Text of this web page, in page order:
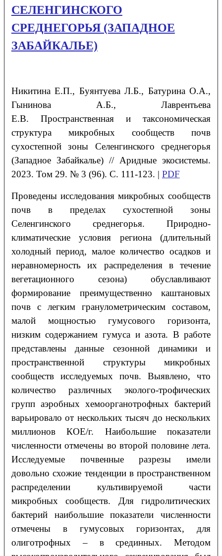
СЕЛЕНГИНСКОГО
СРЕДНЕГОРЬЯ (ЗАПАДНОЕ
ЗАБАЙКАЛЬЕ)
НикитинаЕ.П., БуянтуеваЛ.Б., БатуринаО.А.,
Гынинова А.Б., Лаврентьева
Е.В.
Пространственная и таксономическая
структура микробных сообществ почв
сухостепной зоны Селенгинского среднегорья
(Западное Забайкалье) // Аридные экосистемы.
2023. Том 29. № 3 (96). С. 111-123. | PDF
Проведены исследования микробных сообществ
почв в пределах сухостепной зоны
Селенгинского среднегорья. Природно-
климатические условия региона (длительный
холодный период, малое количество осадков и
неравномерность их распределения в течение
вегетационного сезона) обуславливают
формирование преимущественно каштановых
почв с легким гранулометрическим составом,
малой мощностью гумусового горизонта,
низким содержанием гумуса и азота. В работе
представлены данные сезонной динамики и
пространственной структуры микробных
сообществ исследуемых почв. Выявлено, что
количество различных эколого-трофических
групп аэробных хемоорганотрофных бактерий
варьировало от нескольких тысяч до нескольких
миллионов КОЕ/г. Наибольшие показатели
численности отмечены во второй половине лета.
Исследуемые почвенные разрезы имели
довольно схожие тенденции в пространственном
распределении культивируемой части
микробных сообществ. Для гидролитических
бактерий наибольшие показатели численности
отмечены в гумусовых горизонтах, для
олиготрофных – в срединных. Методом